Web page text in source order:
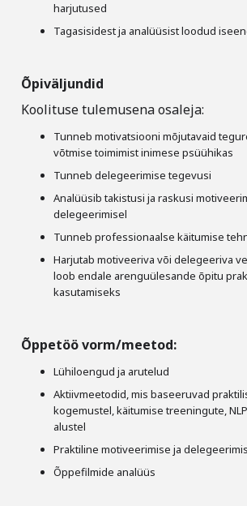
harjutused
Tagasisidest ja analüüsist loodud
Õpiväljundid
Koolituse tulemusena osaleja:
Tunneb motivatsiooni mõjutavaid
võtmise toimimist inimese psüühikas
Tunneb delegeerimise tegevusi
Analüüsib takistusi ja raskusi
delegeerimisel
Tunneb professionaalse käitumise
Harjutab motiveeriva või delegeeriva
loob endale arenguülesande õpitu
kasutamiseks
Õppetöö vorm/meetod:
Lühiloengud ja arutelud
Aktiivmeetodid, mis baseeruvad
kogemustel, käitumise treeningute,
alustel
Praktiline motiveerimise ja
Õppefilmide analüüs